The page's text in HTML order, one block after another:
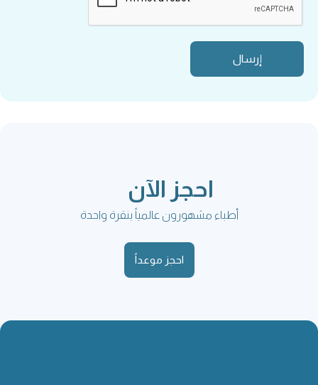
احجز الآن
أطباء مشهورون عالمياً بنقرة واحدة
احجز موعداً